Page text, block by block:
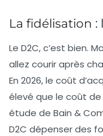
La fidélisation :
Le D2C, c’est bien.
allez courir après
En 2026, le coût
élevé que le coût de
étude de Bain &
D2C dépenser des